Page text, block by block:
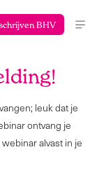
BHV
leuk dat je
ontvang je
alvast in je